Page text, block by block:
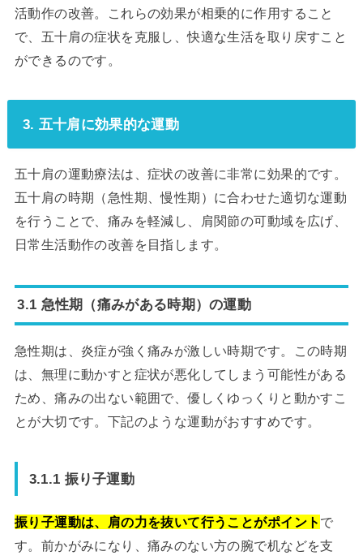
活動作の改善。これらの効果が相乗的に作用すること
で、五十肩の症状を克服し、快適な生活を取り戻すこと
ができるのです。
3. 五十肩に効果的な運動
五十肩の運動療法は、症状の改善に非常に効果的です。
五十肩の時期（急性期、慢性期）に合わせた適切な運動
を行うことで、痛みを軽減し、肩関節の可動域を広げ、
日常生活動作の改善を目指します。
3.1 急性期（痛みがある時期）の運動
急性期は、炎症が強く痛みが激しい時期です。この時期
は、無理に動かすと症状が悪化してしまう可能性がある
ため、痛みの出ない範囲で、優しくゆっくりと動かすこ
とが大切です。下記のような運動がおすすめです。
3.1.1 振り子運動
振り子運動は、肩の力を抜いて行うことがポイント で
す。前かがみになり、痛みのない方の腕で机などを支